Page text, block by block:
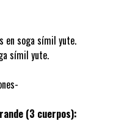
en soga símil yute.
símil yute.
(3 cuerpos):